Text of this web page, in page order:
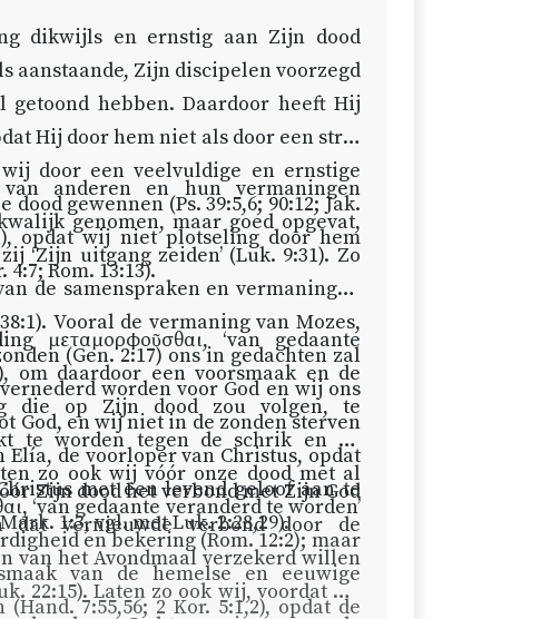
dikwijls en ernstig aan Zijn dood
aanstaande, Zijn discipelen voorzegd
hebben. Daardoor heeft Hij
Hij door hem niet als door een strik
door een veelvuldige en ernstige
dood gewennen (Ps. 39:5,6; 90:12; Jak.
), opdat wij niet plotseling door hem
4:7; Rom. 13:13).
anderen en hun vermaningen
genomen, maar goed opgevat,
‘Zijn uitgang zeiden’ (Luk. 9:31). Zo
de samenspraken en vermaningen
). Vooral de vermaning van Mozes,
(Gen. 2:17) ons in gedachten zal
worden voor God en wij ons
God, en wij niet in de zonden sterven
Elía, de voorloper van Christus, opdat
met een levend geloof aan te
Mark. 1:3, vgl. metLuk. 2:28,29).
μεταμορφοῦσθαι, ‘van gedaante
om daardoor een voorsmaak en de
die op Zijn dood zou volgen, te
te worden tegen de schrik en de
zo ook wij vóór onze dood met al
‘van gedaante veranderd te worden’
en bekering (Rom. 12:2); maar
van de hemelse en eeuwige
(Hand. 7:55,56; 2 Kor. 5:1,2), opdat de
Zijn dood het verbond met Zijn God
vernieuwde verbond door de
van het Avondmaal verzekerd willen
22:15). Laten zo ook wij, voordat wij